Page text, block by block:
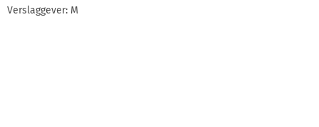
Verslaggever: M